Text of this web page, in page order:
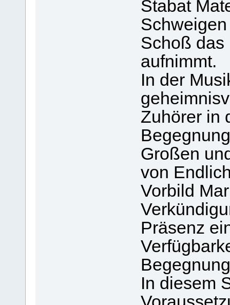
Stabat
Schoß das
aufnimmt.
In der
Zuhörer in
Großen
von
Vorbild
Präsenz
In diesem